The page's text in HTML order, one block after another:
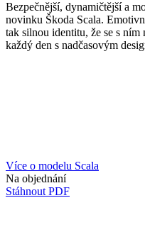
Bezpečnější, dynamičtější a
novinku Škoda Scala.
tak silnou identitu, že se s
každý den s nadčasovým
Více o modelu Scala
Na objednání
Stáhnout PDF